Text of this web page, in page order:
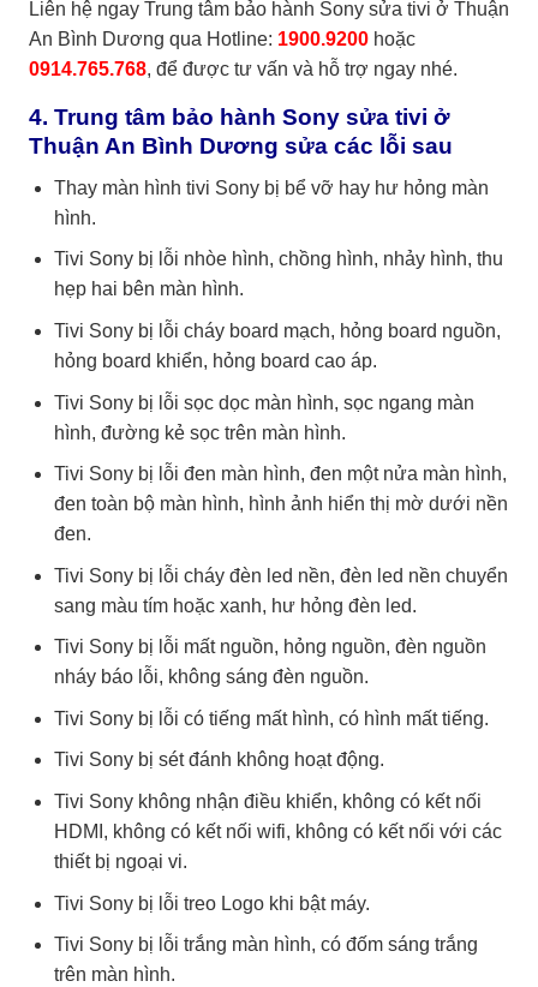
Liên hệ ngay Trung tâm bảo hành Sony sửa tivi ở Thuận
An Bình Dương qua Hotline: 1900.9200 hoặc
0914.765.768, để được tư vấn và hỗ trợ ngay nhé.
4. Trung tâm bảo hành Sony sửa tivi ở
Thuận An Bình Dương sửa các lỗi sau
Thay màn hình tivi Sony bị bể vỡ hay hư hỏng màn
hình.
Tivi Sony bị lỗi nhòe hình, chồng hình, nhảy hình, thu
hẹp hai bên màn hình.
Tivi Sony bị lỗi cháy board mạch, hỏng board nguồn,
hỏng board khiển, hỏng board cao áp.
Tivi Sony bị lỗi sọc dọc màn hình, sọc ngang màn
hình, đường kẻ sọc trên màn hình.
Tivi Sony bị lỗi đen màn hình, đen một nửa màn hình,
đen toàn bộ màn hình, hình ảnh hiển thị mờ dưới nền
đen.
Tivi Sony bị lỗi cháy đèn led nền, đèn led nền chuyển
sang màu tím hoặc xanh, hư hỏng đèn led.
Tivi Sony bị lỗi mất nguồn, hỏng nguồn, đèn nguồn
nháy báo lỗi, không sáng đèn nguồn.
Tivi Sony bị lỗi có tiếng mất hình, có hình mất tiếng.
Tivi Sony bị sét đánh không hoạt động.
Tivi Sony không nhận điều khiển, không có kết nối
HDMI, không có kết nối wifi, không có kết nối với các
thiết bị ngoại vi.
Tivi Sony bị lỗi treo Logo khi bật máy.
Tivi Sony bị lỗi trắng màn hình, có đốm sáng trắng
trên màn hình.